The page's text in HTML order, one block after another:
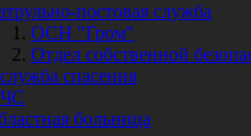
постовая служба
ОСН "Гром"
Отдел собственной
спасения
больница